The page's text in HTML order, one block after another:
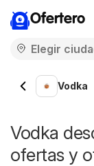
Ofertero
Vodka
Vodka
ofertas y